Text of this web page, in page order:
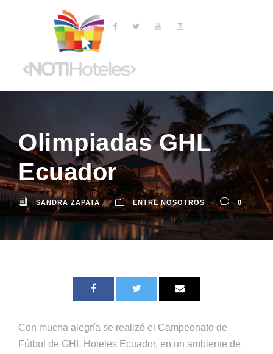
Olimpiadas GHL
Ecuador
SANDRA ZAPATA ENTRE NOSOTROS 0
Con mucha alegría se realizó el Campeonato de
Fútbol de GHL Hoteles Ecuador, en un ambiente de